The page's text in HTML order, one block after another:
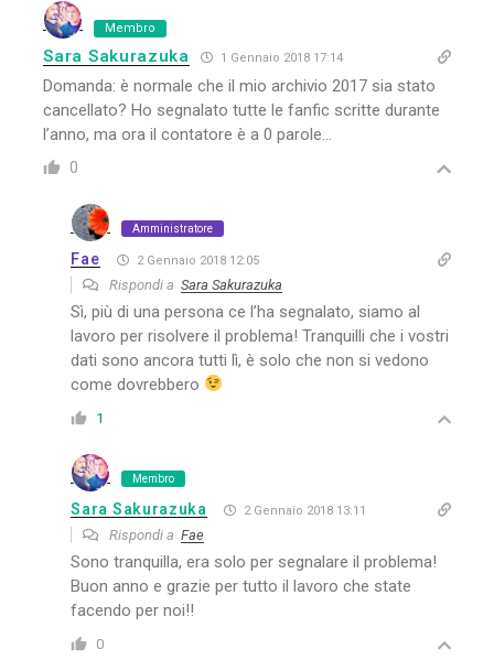
Membro
Sara Sakurazuka 1 Gennaio 2018 17:14
Domanda: è normale che il mio archivio 2017 sia stato
cancellato? Ho segnalato tutte le fanfic scritte durante
l’anno, ma ora il contatore è a 0 parole…
0
Amministratore
Fae 2 Gennaio 2018 12:05
Rispondi aSara Sakurazuka
Sì, più di una persona ce l’ha segnalato, siamo al
lavoro per risolvere il problema! Tranquilli che i vostri
dati sono ancora tutti lì, è solo che non si vedono
come dovrebbero
1
Membro
Sara Sakurazuka 2 Gennaio 2018 13:11
Rispondi aFae
Sono tranquilla, era solo per segnalare il problema!
Buon anno e grazie per tutto il lavoro che state
facendo per noi!!
0